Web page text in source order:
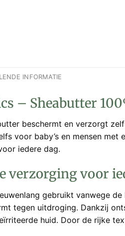
INFORMATIE
– Sheabutter
beschermt en verzorgt
voor baby’s en mensen
iedere dag.
verzorging voor
gebruikt vanwege
tegen uitdroging. Dankzij
huid. Door de rijke